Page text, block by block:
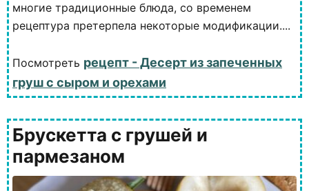
многие традиционные блюда, со временем
рецептура претерпела некоторые модификации....
Посмотреть рецепт - Десерт из запеченных
груш с сыром и орехами
Брускетта с грушей и
пармезаном